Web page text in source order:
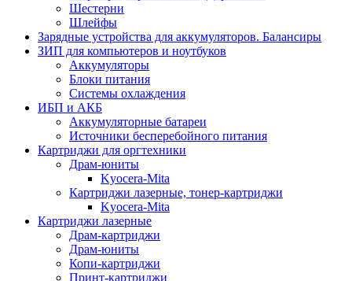
Шестерни
Шлейфы
Зарядные устройства для аккумуляторов. Балансиры
ЗИП для компьютеров и ноутбуков
Аккумуляторы
Блоки питания
Системы охлаждения
ИБП и АКБ
Аккумуляторные батареи
Источники бесперебойного питания
Картриджи для оргтехники
Драм-юниты
Kyocera-Mita
Картриджи лазерные, тонер-картриджи
Kyocera-Mita
Картриджи лазерные
Драм-картриджи
Драм-юниты
Копи-картриджи
Принт-картриджи